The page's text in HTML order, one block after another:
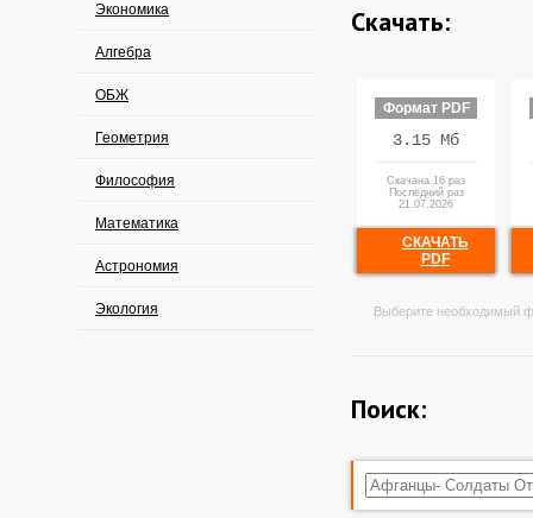
Экономика
Алгебра
ОБЖ
Геометрия
Философия
Математика
Астрономия
Экология
Скачать:
Формат PDF
3.15 Мб
Скачана 16 раз
Последний раз
21.07.2026
СКАЧАТЬ
PDF
Выберите необходимый
Поиск: